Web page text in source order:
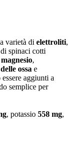
varietà di elettroliti,
spinaci cotti
,
ossa e
aggiunti a
semplice per
, potassio 558 mg,